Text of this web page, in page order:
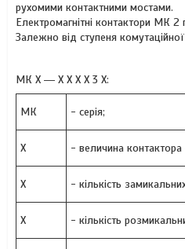
рухомими контактними мостами.
Електромагнітні контактори МК
Залежно від ступеня
МК Х ― Х Х Х Х 3 Х:
МК - серія;
X - величина
X - кількість
X - кількість